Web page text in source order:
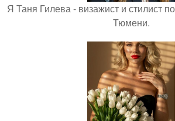
Я Таня Гилева - визажист и стилист
Тюмени.